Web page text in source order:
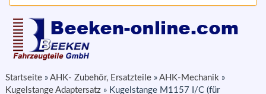
Startseite » AHK- Zubehör, Ersatzteile » AHK-Mechanik »
Kugelstange Adaptersatz » Kugelstange M1157 I/C (für